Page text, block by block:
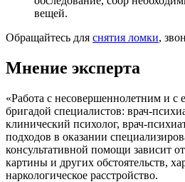
вещей.
Обращайтесь для снятия ломки,
Мнение эксперта
«Работа с несовершеннолетним и с
бригадой специалистов: врач-
клинический психолог, врач-
подходов в оказании
консультативной помощи зависит
картины и других обстоятельств,
наркологическое расстройство.